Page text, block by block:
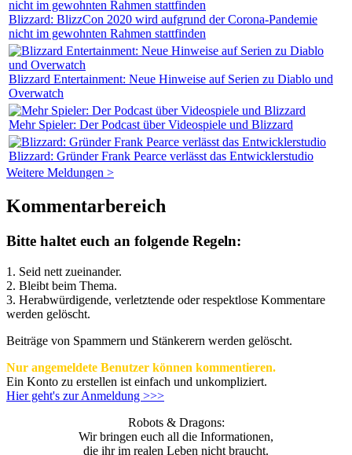
Blizzard: BlizzCon 2020 wird aufgrund der Corona-Pandemie
nicht im gewohnten Rahmen stattfinden
Blizzard Entertainment: Neue Hinweise auf Serien zu Diablo und
Overwatch
Mehr Spieler: Der Podcast über Videospiele und Blizzard
Blizzard: Gründer Frank Pearce verlässt das Entwicklerstudio
Weitere Meldungen >
Kommentarbereich
Bitte haltet euch an folgende Regeln:
1. Seid nett zueinander.
2. Bleibt beim Thema.
3. Herabwürdigende, verletztende oder respektlose Kommentare
werden gelöscht.
Beiträge von Spammern und Stänkerern werden gelöscht.
Nur angemeldete Benutzer können kommentieren.
Ein Konto zu erstellen ist einfach und unkompliziert.
Hier geht's zur Anmeldung >>>
Robots & Dragons:
Wir bringen euch all die Informationen,
die ihr im realen Leben nicht braucht.